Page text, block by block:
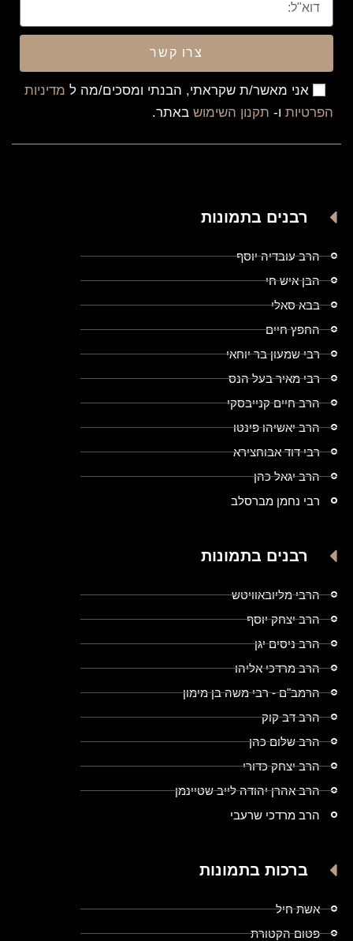
אני מאשר/ת שקראתי, הבנתי ומסכים/מה ל מדיניות
הפרטיות ו- תקנון השימוש באתר.
צרו קשר
רבנים בתמונות
הרב עובדיה יוסף
הבן איש חי
בבא סאלי
החפץ חיים
רבי שמעון בר יוחאי
רבי מאיר בעל הנס
הרב חיים קנייבסקי
הרב יאשיהו פינטו
רבי דוד אבוחצירא
הרב יגאל כהן
רבי נחמן מברסלב
רבנים בתמונות
הרבי מליובאוויטש
הרב יצחק יוסף
הרב ניסים יגן
הרב מרדכי אליהו
הרמב"ם - רבי משה בן מימון
הרב דב קוק
הרב שלום כהן
הרב יצחק כדורי
הרב אהרן יהודה לייב שטיינמן
הרב מרדכי שרעבי
ברכות בתמונות
אשת חיל
פטום הקטורת